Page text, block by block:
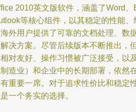
2010英文版软件，涵盖了Word、
等核心组件，以其稳定的性能
外用户提供了可靠的文档处理、数
决方案。尽管后续版本不断推出，
对友好、操作习惯被广泛接受，以
造业）和企业中的长期部署，依然
重要一席。对于追求性价比和稳定
一个务实的选择。